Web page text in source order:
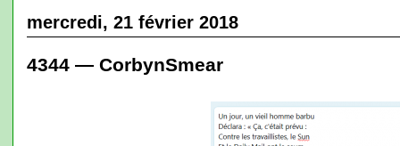
mercredi, 21 février 2018
4344 — CorbynSmear